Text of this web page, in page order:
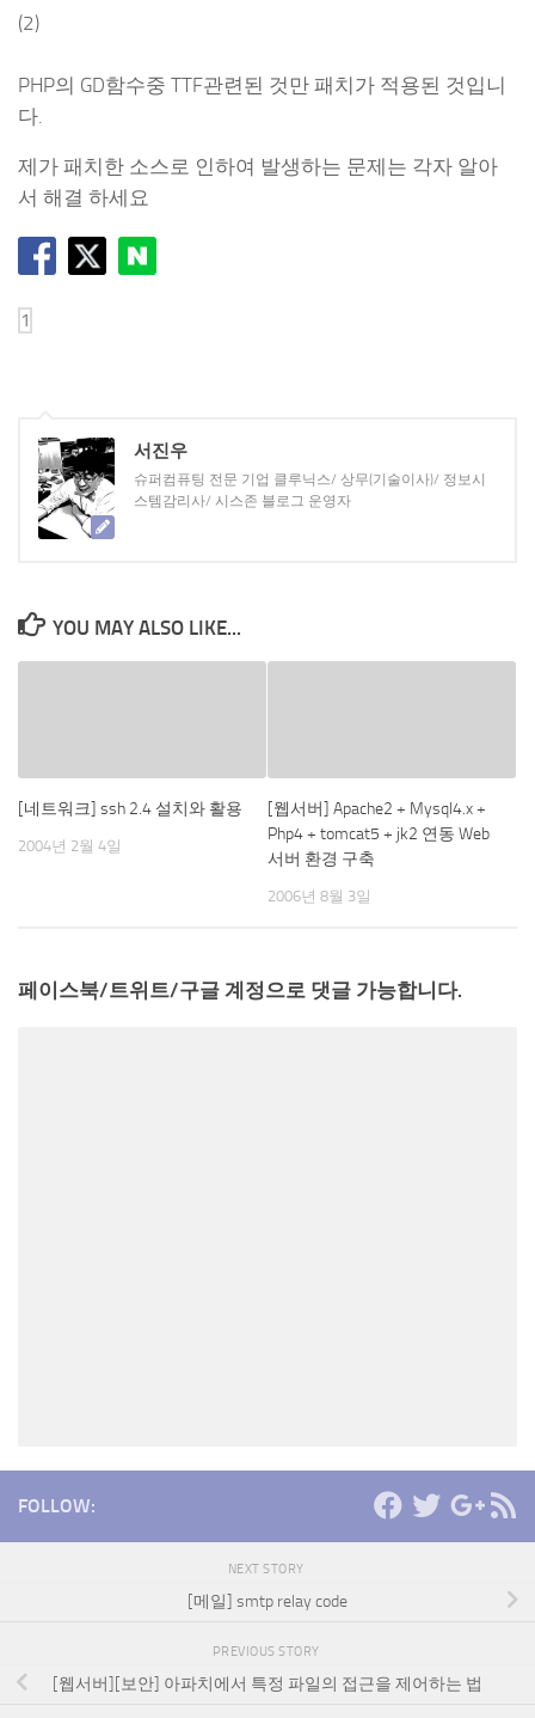
(2)
PHP의 GD함수중 TTF관련된 것만 패치가 적용된 것입니
다.
제가 패치한 소스로 인하여 발생하는 문제는 각자 알아
서 해결 하세요
서진우
슈퍼컴퓨팅 전문 기업 클루닉스/ 상무(기술이사)/ 정보시
스템감리사/ 시스존 블로그 운영자
YOU MAY ALSO LIKE...
[네트워크] ssh 2.4 설치와 활용
2004년 2월 4일
[웹서버] Apache2 + Mysql4.x +
Php4 + tomcat5 + jk2 연동 Web
서버 환경 구축
2006년 8월 3일
페이스북/트위트/구글 계정으로 댓글 가능합니다.
FOLLOW:
NEXT STORY
[메일] smtp relay code
PREVIOUS STORY
[웹서버][보안] 아파치에서 특정 파일의 접근을 제어하는 법